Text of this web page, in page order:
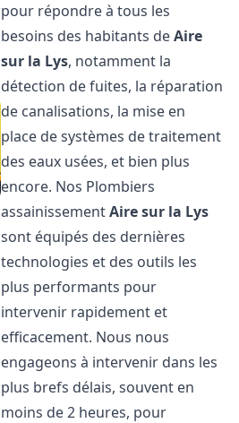
pour répondre à tous les
besoins des habitants deAire
sur la Lys, notamment la
détection de fuites, la réparation
de canalisations, la mise en
place de systèmes de traitement
des eaux usées, et bien plus
encore. Nos Plombiers
assainissementAire sur la Lys
sont équipés des dernières
technologies et des outils les
plus performants pour
intervenir rapidement et
efficacement. Nous nous
engageons à intervenir dans les
plus brefs délais, souvent en
moins de 2 heures, pour